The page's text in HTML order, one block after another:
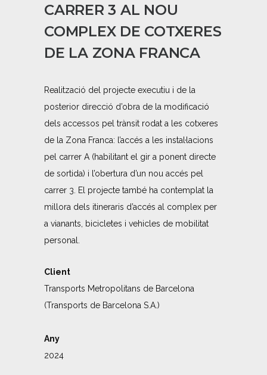
CARRER 3 AL NOU
COMPLEX DE COTXERES
DE LA ZONA FRANCA
Realització del projecte executiu i de la
posterior direcció d’obra de la modificació
dels accessos pel trànsit rodat a les cotxeres
de la Zona Franca: l’accés a les instal·lacions
pel carrer A (habilitant el gir a ponent directe
de sortida) i l’obertura d’un nou accés pel
carrer 3. El projecte també ha contemplat la
millora dels itineraris d’accés al complex per
a vianants, bicicletes i vehicles de mobilitat
personal.
Client
Transports Metropolitans de Barcelona
(Transports de Barcelona S.A.)
Any
2024